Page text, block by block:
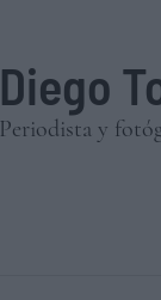
Diego
Periodista y